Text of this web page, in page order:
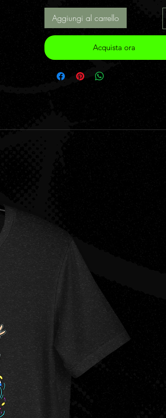
Aggiungi al carrello
Acquista ora